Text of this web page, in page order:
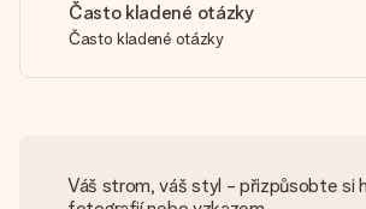
Často kladené otázky
Často kladené otázky
Váš strom, váš styl - přizpůsobte si